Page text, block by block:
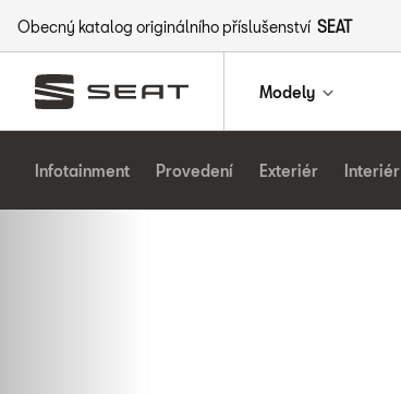
Obecný katalog originálního příslušenství SEAT
Modely
Infotainment Provedení Exteriér Interiér